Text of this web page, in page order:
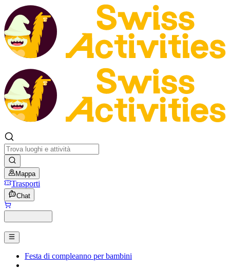
Mappa
Trasporti
Chat
Festa di compleanno per bambini